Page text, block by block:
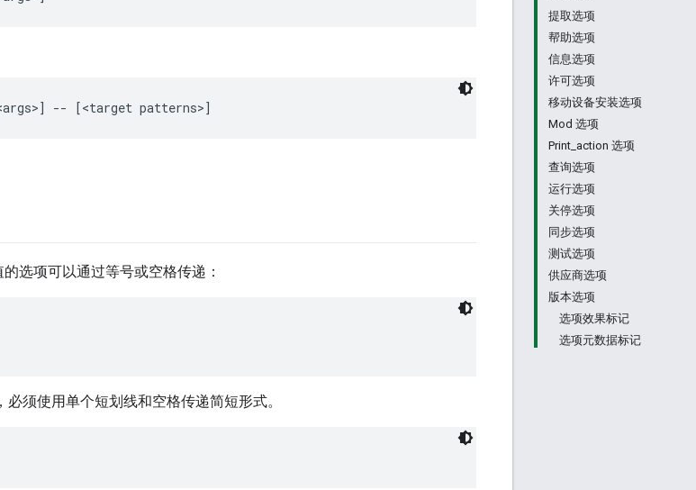
提取选项
帮助选项
信息选项
许可选项
移动设备安装选项
Mod 选项
Print_action 选项
查询选项
运行选项
关停选项
同步选项
测试选项
供应商选项
版本选项
选项效果标记
选项元数据标记
选项可以通过等号或空格传递：
须使用单个短划线和空格传递简短形式。